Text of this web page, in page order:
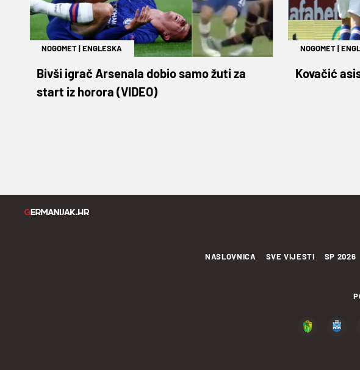
NOGOMET|ENGLESKA
Bivši igrač Arsenala dobio samo žuti za
start iz horora (VIDEO)
NOGOMET|
Kovačić
NASLOVNICA SVE VIJESTI SP 2026